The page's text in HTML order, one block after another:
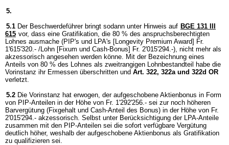
5.
5.1 Der Beschwerdeführer bringt sodann unter Hinweis auf BGE 131 III
615 vor, dass eine Gratifikation, die 80 % des anspruchsberechtigten
Lohnes ausmache (PIP's und LPA's [Longevity Premium Award] Fr.
1'615'320.- /Lohn [Fixum und Cash-Bonus] Fr. 2'015'294.-), nicht mehr als
akzessorisch angesehen werden könne. Mit der Bezeichnung eines
Anteils von 80 % des Lohnes als zweitrangigen Lohnbestandteil habe die
Vorinstanz ihr Ermessen überschritten und Art. 322, 322a und 322d OR
verletzt.
5.2 Die Vorinstanz hat erwogen, der aufgeschobene Aktienbonus in Form
von PIP-Anteilen in der Höhe von Fr. 1'292'256.- sei zur noch höheren
Barvergütung (Fixgehalt und Cash-Anteil des Bonus) in der Höhe von Fr.
2'015'294.- akzessorisch. Selbst unter Berücksichtigung der LPA-Anteile
zusammen mit den PIP-Anteilen sei die sofort verfügbare Vergütung
deutlich höher, weshalb der aufgeschobene Aktienbonus als Gratifikation
zu qualifizieren sei.